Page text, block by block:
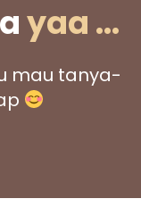
yaa ...
mau tanya-